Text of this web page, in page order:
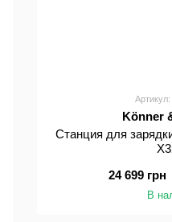
Артикул:
Könner
Станция для
24 699 грн
В